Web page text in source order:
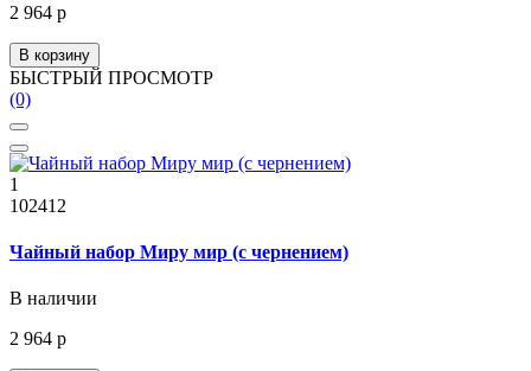
2 964 р
В корзину
БЫСТРЫЙ ПРОСМОТР
(0)
1
102412
Чайный набор Миру мир (с чернением)
В наличии
2 964 р